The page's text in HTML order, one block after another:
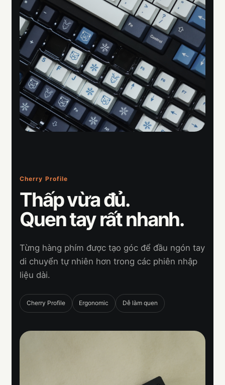
Cherry Profile
Thấp vừa đủ.
Quen tay rất nhanh.
Từng hàng phím được tạo góc để đầu ngón tay
di chuyển tự nhiên hơn trong các phiên nhập
liệu dài.
Cherry Profile Ergonomic Dễ làm quen